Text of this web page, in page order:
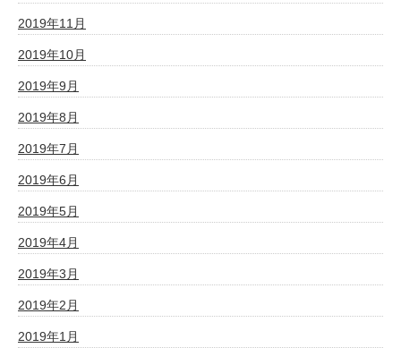
2019年11月
2019年10月
2019年9月
2019年8月
2019年7月
2019年6月
2019年5月
2019年4月
2019年3月
2019年2月
2019年1月